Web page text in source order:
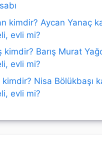
kimdir? Aycan Yanaç
evli mi?
kimdir? Barış Murat
evli mi?
Nisa Bölükbaşı
evli mi?